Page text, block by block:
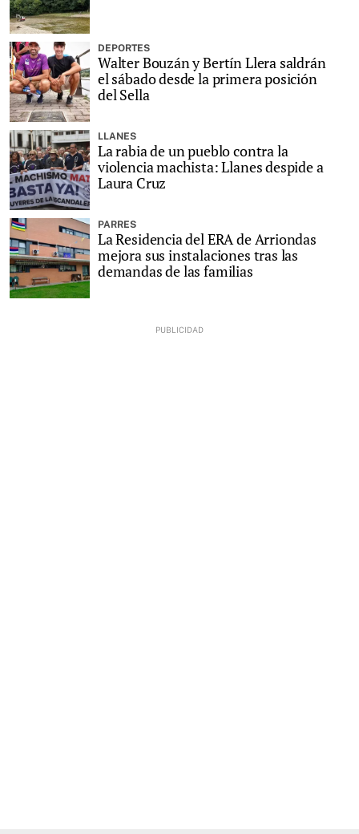
DEPORTES
Walter Bouzán y Bertín Llera saldrán
el sábado desde la primera posición
del Sella
LLANES
La rabia de un pueblo contra la
violencia machista: Llanes despide a
Laura Cruz
PARRES
La Residencia del ERA de Arriondas
mejora sus instalaciones tras las
demandas de las familias